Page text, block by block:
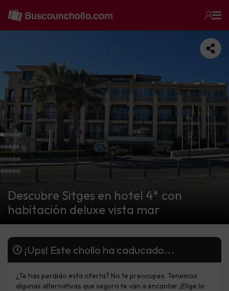
Descubre Sitges en hotel 4* con
habitación deluxe vista mar
¡Ups! Este chollo ha caducado...
¿Te has perdido esta oferta? No te preocupes. Tenemos
algunas alternativas que seguro te van a encantar. ¡Elige la